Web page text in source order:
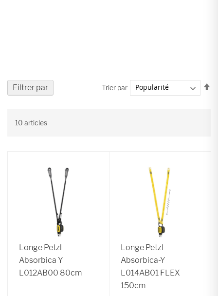
10 articles
Trier par
Longe Petzl
Absorbica Y
L012AB00 80cm
Longe Petzl
Absorbica-Y
L014AB01 FLEX
150cm
Filtrer par